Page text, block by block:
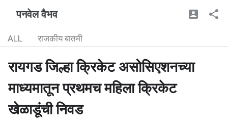
पनवेल वैभव
ALL राजकीय बातमी
रायगड जिल्हा क्रिकेट असोसिएशनच्या
माध्यमातून प्रथमच महिला क्रिकेट
खेळाडूंची निवड